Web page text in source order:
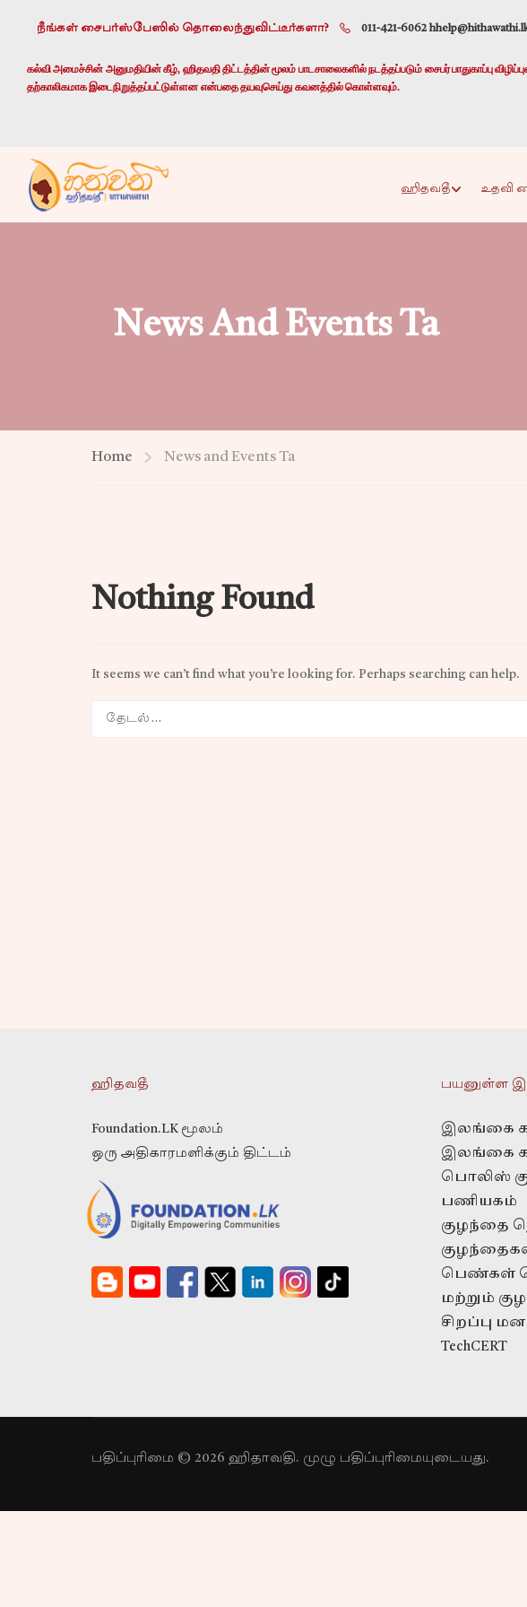
நீங்கள் சைபர்ஸ்பேஸில் தொலைந்துவிட்டீர்களா? 011-421-6062 h
கல்வி அமைச்சின் அனுமதியின் கீழ், ஹிதவதி திட்டத்தின் மூலம் பாடசாலைகளில் நடத்தப்படும் சைபர் பாதுகாப்பு
தற்காலிகமாக இடைநிறுத்தப்பட்டுள்ளன என்பதை தயவுசெய்து கவனத்தில் கொள்ளவும்.
ஹிதவதீ உதவி
News And Events Ta
Home News and Events Ta
Nothing Found
It seems we can’t find what you’re looking for. Perhaps searching can help.
ஹிதவதீ
Foundation.LK மூலம்
ஒரு அதிகாரமளிக்கும் திட்டம்
பயனுள்ள
இலங்கை
இலங்கை
பொலிஸ்
பணியகம்
குழந்தை
பெண்கள்
மற்றும்
சிறப்பு
TechCERT
பதிப்புரிமை © 2026 ஹிதாவதி. முழு பதிப்புரிமையுடையது.